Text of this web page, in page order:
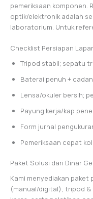
pemeriksaan komponen.
optik/elektronik adalah
laboratorium. Untuk
Checklist Persiapan
Tripod stabil; sepatu
Baterai penuh +
Lensa/okuler bersih;
Payung kerja/kap
Form jurnal
Pemeriksaan cepat
Paket Solusi dari Dinar
Kami menyediakan
(manual/digital), tripod